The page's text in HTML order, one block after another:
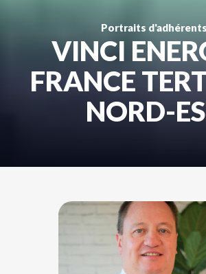
Portraits d'adhérents
VINCI
FRANCE
NORD-